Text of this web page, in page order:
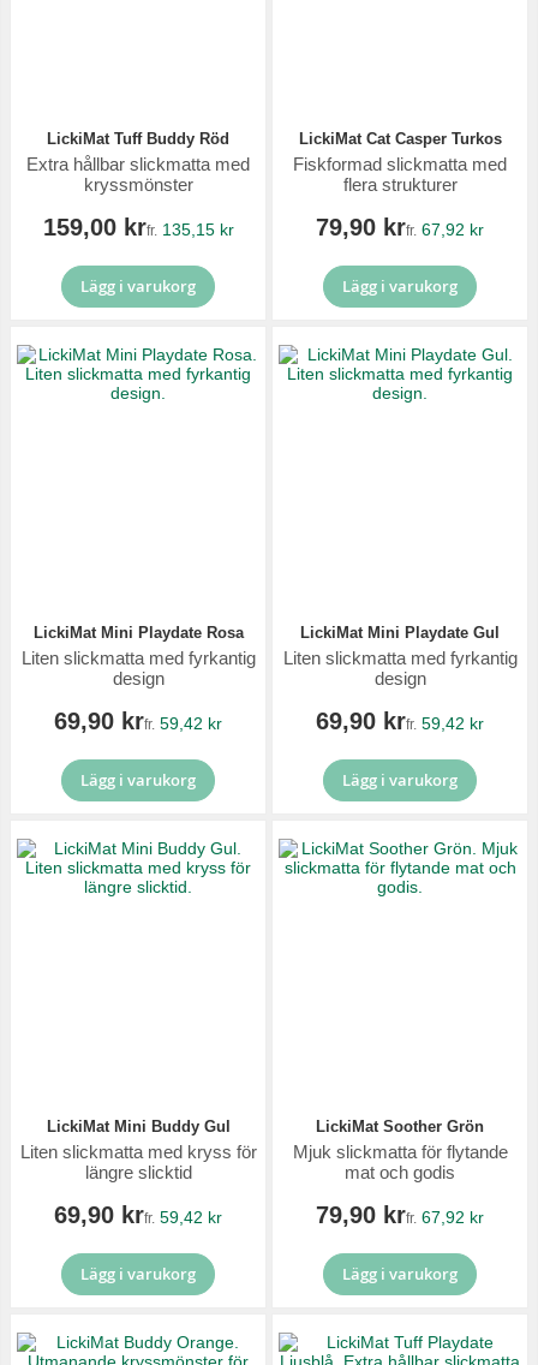
LickiMat Tuff Buddy Röd
Extra hållbar slickmatta med
kryssmönster
159,00 krfr. 135,15 kr
Lägg i varukorg
LickiMat Cat Casper Turkos
Fiskformad slickmatta med
flera strukturer
79,90 krfr. 67,92 kr
Lägg i varukorg
LickiMat Mini Playdate Rosa
Liten slickmatta med fyrkantig
design
69,90 krfr. 59,42 kr
Lägg i varukorg
LickiMat Mini Playdate Gul
Liten slickmatta med fyrkantig
design
69,90 krfr. 59,42 kr
Lägg i varukorg
LickiMat Mini Buddy Gul
Liten slickmatta med kryss för
längre slicktid
69,90 krfr. 59,42 kr
Lägg i varukorg
LickiMat Soother Grön
Mjuk slickmatta för flytande
mat och godis
79,90 krfr. 67,92 kr
Lägg i varukorg